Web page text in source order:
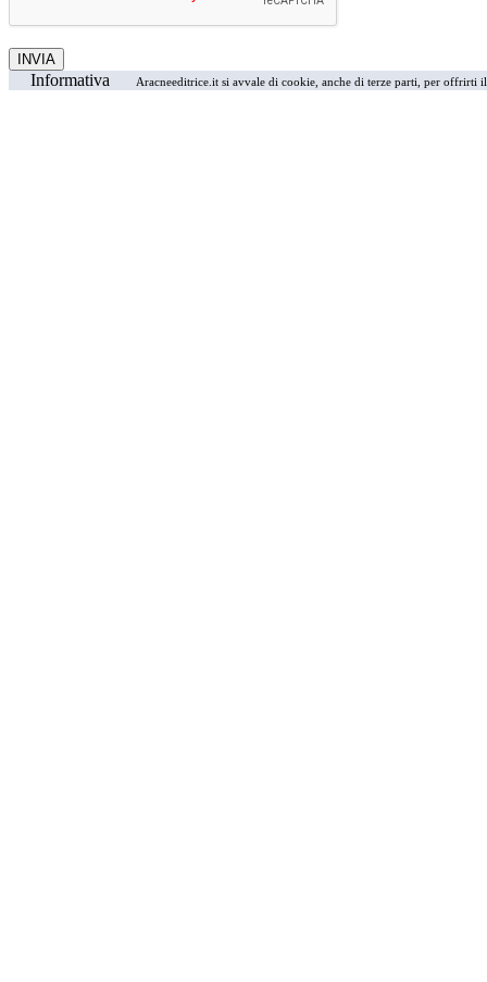
Informativa Aracneeditrice.it si avvale di cookie, anche di terze parti, per